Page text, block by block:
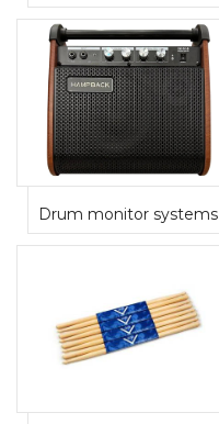
Drum monitor systems